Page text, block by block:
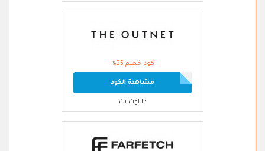
كود خصم 25%
مشاهدة الكود
ذا اوت نت